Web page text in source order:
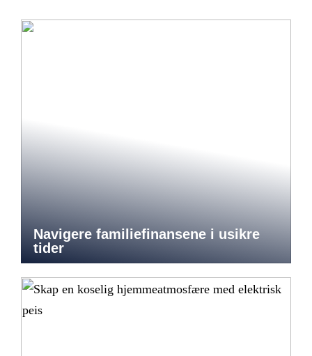
Navigere familiefinansene i usikre
tider